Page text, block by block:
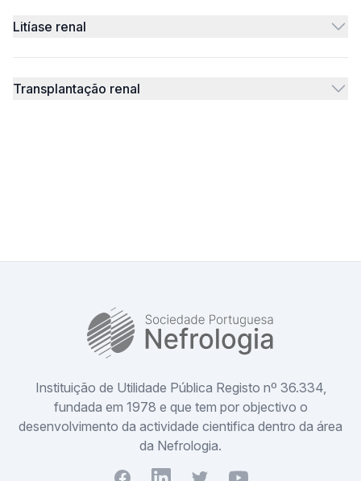
Litíase renal
Transplantação renal
Instituição de Utilidade Pública Registo nº 36.334,
fundada em 1978 e que tem por objectivo o
desenvolvimento da actividade cientifica dentro da área
da Nefrologia.
FacebookYoutubeTwitterYoutube